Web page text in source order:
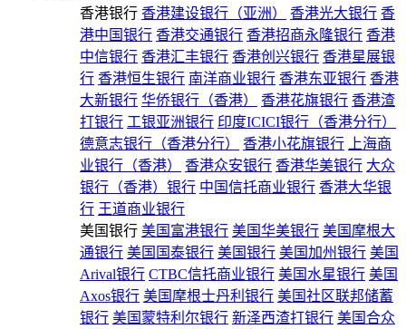
香港银行 香港建设银行（亚洲） 香港光大银行 香
港中国银行 香港交通银行 香港招商永隆银行 香港
中信银行 香港汇丰银行 香港创兴银行 香港星展银
行 香港恒生银行 南洋商业银行 香港东亚银行 香港
大新银行 华侨银行（香港） 香港花旗银行 香港渣
打银行 工银亚洲银行 印度ICICI银行（香港分行）
德意志银行（香港分行）
香港小花旗银行
上海商
业银行（香港）
香港众安银行 香港华美银行 大众
银行（香港）银行 中国信托商业银行 香港大华银
行 王道商业银行
美国银行 美国富港银行 美国华美银行 美国摩根大
通银行 美国国泰银行 美国银行 美国加州银行 美国
Arival银行 CTBC信托商业银行 美国水星银行 美国
Axos银行 美国摩根士丹利银行 美国社区联邦储蓄
银行 美国蒙特利尔银行 新泽西渣打银行 美国合众